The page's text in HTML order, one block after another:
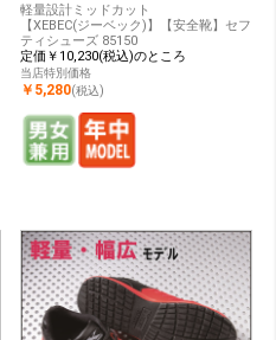
軽量設計ミッドカット
【XEBEC(ジーベック)】【安全靴】セフ
ティシューズ 85150
定価￥10,230(税込)のところ
当店特別価格
￥5,280(税込)